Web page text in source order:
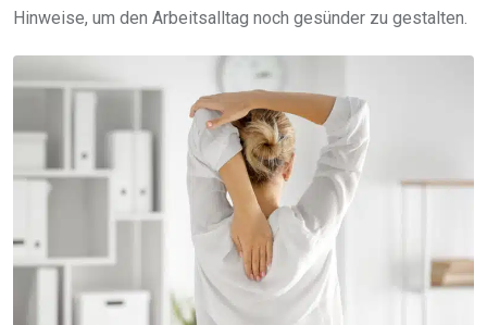
Hinweise, um den Arbeitsalltag noch gesünder zu gestalten.